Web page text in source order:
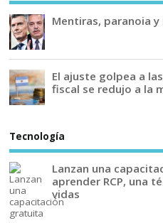
Mentiras, paranoia
El ajuste golpea a
fiscal se redujo a la
Tecnología
Lanzan una
aprender RCP, una
vidas